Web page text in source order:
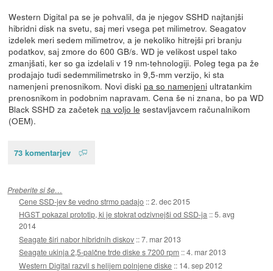
Western Digital pa se je pohvalil, da je njegov SSHD najtanjši
hibridni disk na svetu, saj meri vsega pet milimetrov. Seagatov
izdelek meri sedem milimetrov, a je nekoliko hitrejši pri branju
podatkov, saj zmore do 600 GB/s. WD je velikost uspel tako
zmanjšati, ker so ga izdelali v 19 nm-tehnologiji. Poleg tega pa že
prodajajo tudi sedemmilimetrsko in 9,5-mm verzijo, ki sta
namenjeni prenosnikom. Novi diski pa so namenjeniultratankim
prenosnikom in podobnim napravam. Cena še ni znana, bo pa WD
Black SSHD za začetek na voljo le sestavljavcem računalnikom
(OEM).
73 komentarjev
Preberite si še…
Cene SSD-jev še vedno strmo padajo ::2. dec 2015
HGST pokazal prototip, ki je stokrat odzivnejši od SSD-ja ::5. avg
2014
Seagate širi nabor hibridnih diskov ::7. mar 2013
Seagate ukinja 2,5-palčne trde diske s 7200 rpm ::4. mar 2013
Western Digital razvil s helijem polnjene diske :: 14. sep 2012